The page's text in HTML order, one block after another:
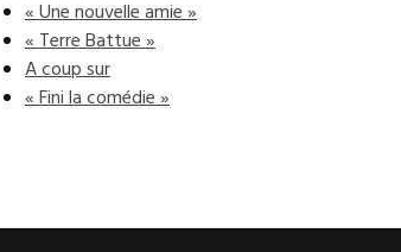
« Une nouvelle amie »
« Terre Battue »
A coup sur
« Fini la comédie »